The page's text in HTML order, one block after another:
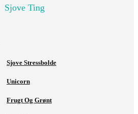
Sjove Ting
Sjove Stressbolde
Unicorn
Frugt Og Grønt